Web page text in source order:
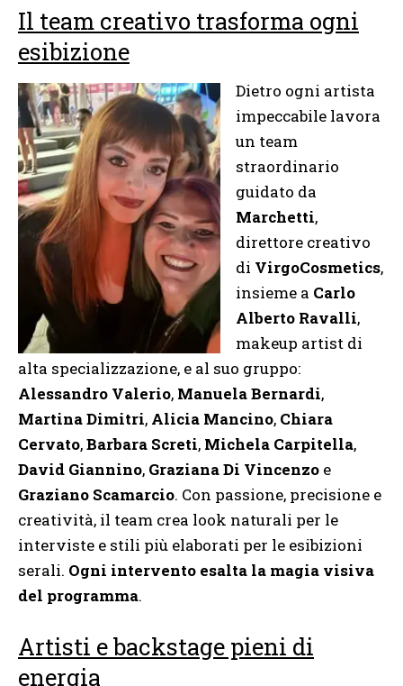
Il team creativo trasforma ogni
esibizione
Dietro ogni artista
impeccabile lavora
un team
straordinario
guidato da
Marchetti,
direttore creativo
di VirgoCosmetics,
insieme a Carlo
Alberto Ravalli,
makeup artist di
alta specializzazione, e al suo gruppo:
Alessandro Valerio, Manuela Bernardi,
Martina Dimitri, Alicia Mancino, Chiara
Cervato,Barbara Screti, Michela Carpitella,
David Giannino, Graziana Di Vincenzo e
Graziano Scamarcio. Con passione, precisione e
creatività, il team crea look naturali per le
interviste e stili più elaborati per le esibizioni
serali. Ogni intervento esalta la magia visiva
del programma.
Artisti e backstage pieni di
energia